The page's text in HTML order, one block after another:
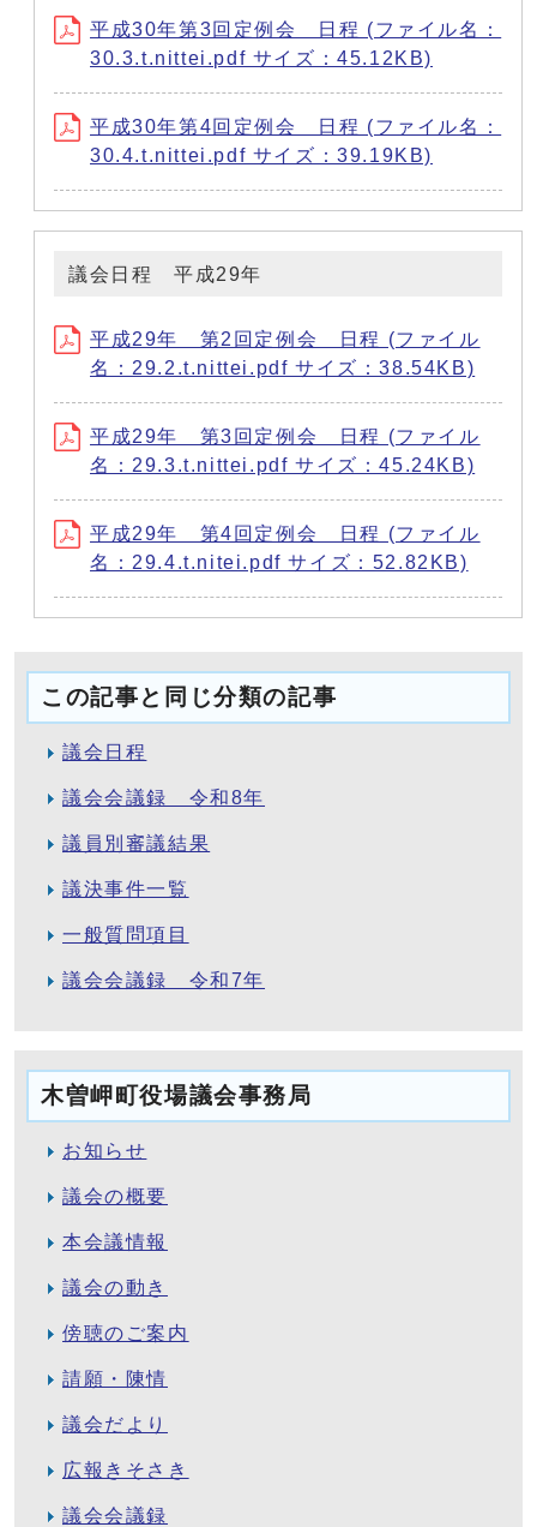
平成30年第3回定例会 日程 (ファイル名：
30.3.t.nittei.pdf サイズ：45.12KB)
平成30年第4回定例会 日程 (ファイル名：
30.4.t.nittei.pdf サイズ：39.19KB)
議会日程 平成29年
平成29年 第2回定例会 日程 (ファイル
名：29.2.t.nittei.pdf サイズ：38.54KB)
平成29年 第3回定例会 日程 (ファイル
名：29.3.t.nittei.pdf サイズ：45.24KB)
平成29年 第4回定例会 日程 (ファイル
名：29.4.t.nitei.pdf サイズ：52.82KB)
この記事と同じ分類の記事
議会日程
議会会議録 令和8年
議員別審議結果
議決事件一覧
一般質問項目
議会会議録 令和7年
木曽岬町役場議会事務局
お知らせ
議会の概要
本会議情報
議会の動き
傍聴のご案内
請願・陳情
議会だより
広報きそさき
議会会議録